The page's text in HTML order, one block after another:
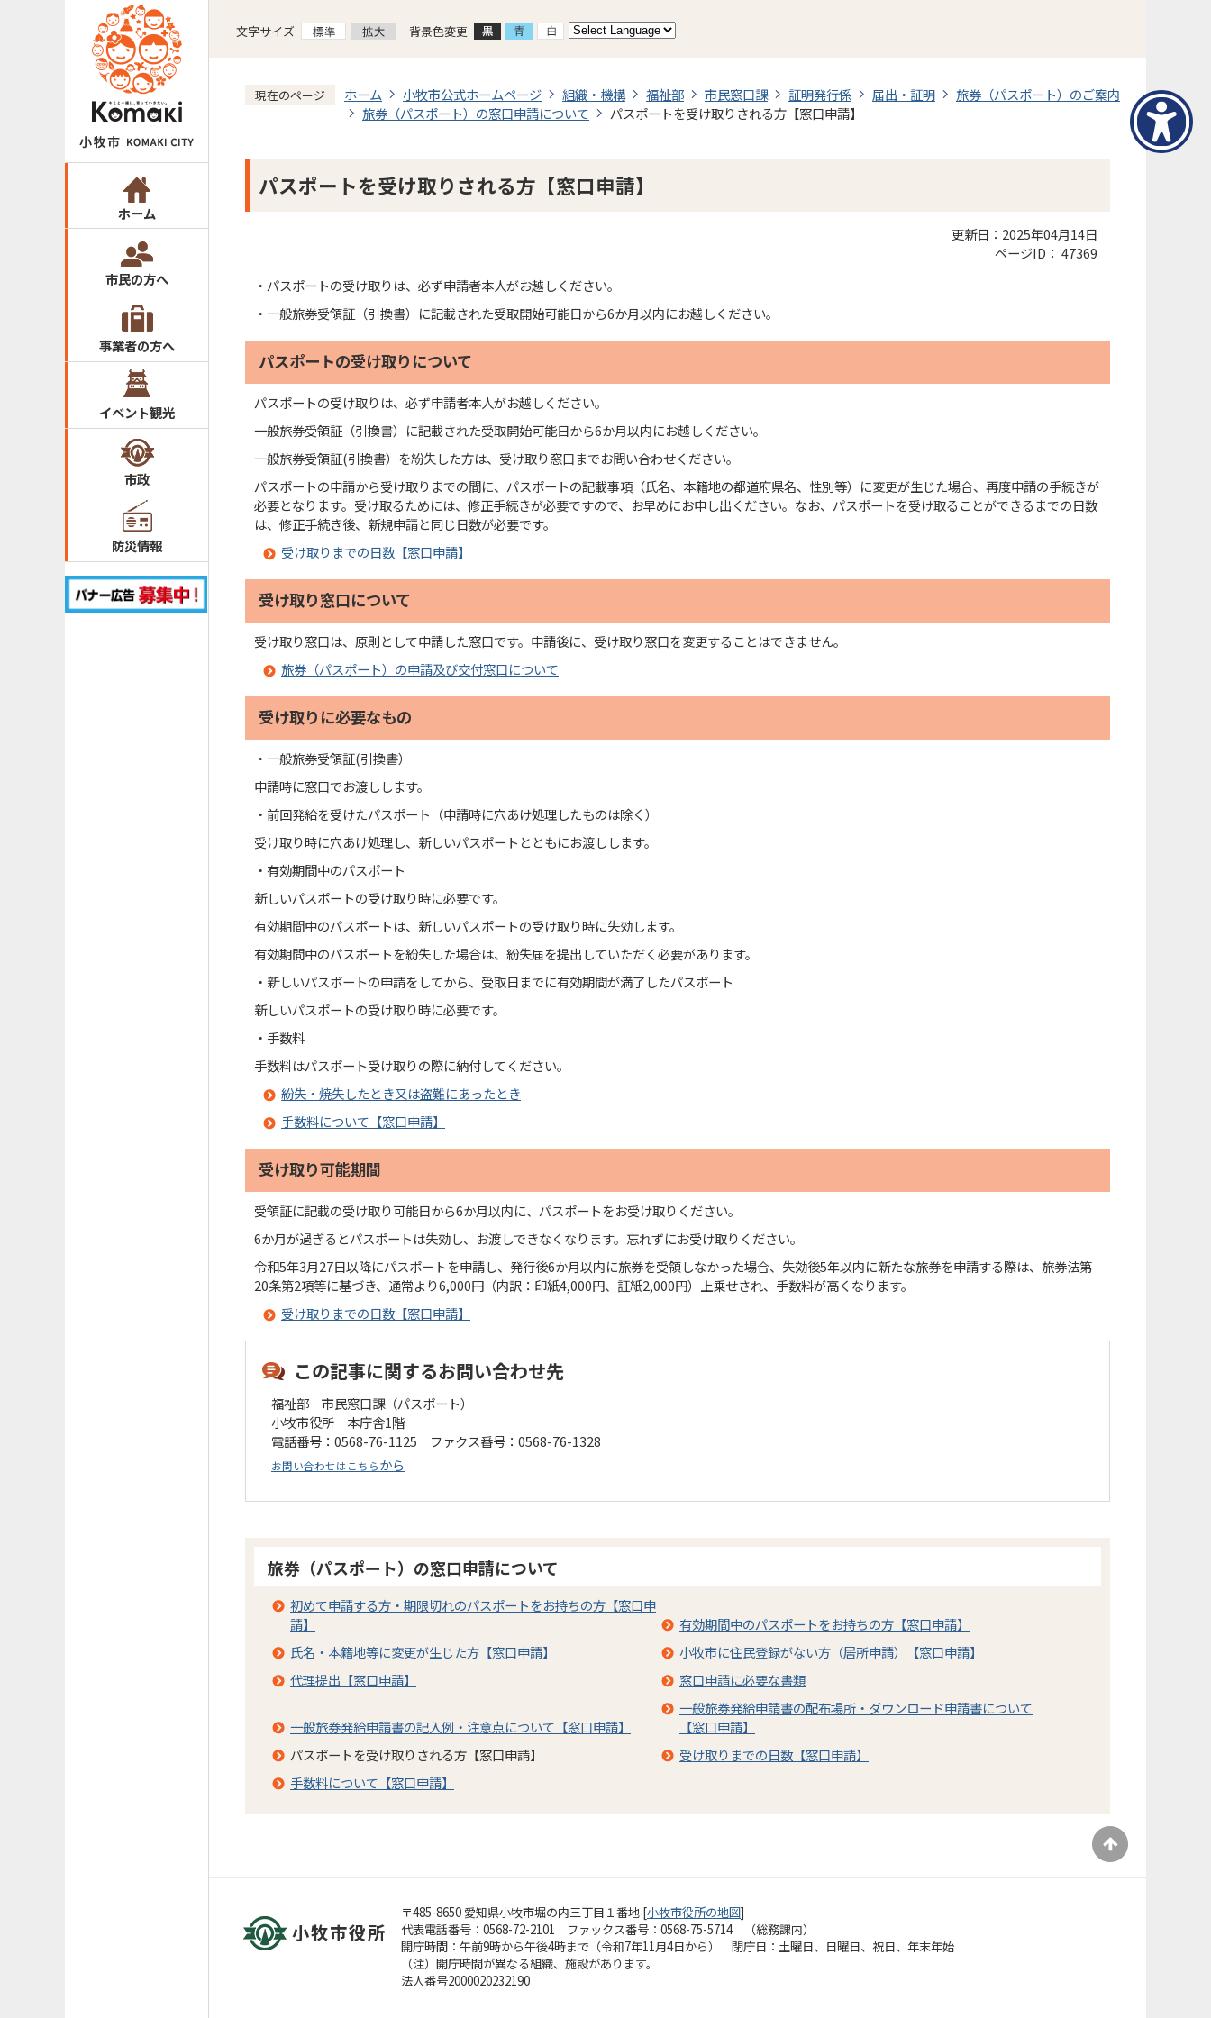
ホーム
市民の方へ
事業者の方へ
イベント観光
市政
防災情報
文字サイズ 背景色変更
現在のページ ホーム 小牧市公式ホームページ 組織・機構 福祉部 市民窓口課 証明発行係 届出・証明
旅券（パスポート）のご案内
旅券（パスポート）の窓口申請について
パスポートを受け取りされる方【窓口申請】
パスポートを受け取りされる方【窓口申請】
更新日：2025年04月14日
ページID： 47369
・パスポートの受け取りは、必ず申請者本人がお越しください。
・一般旅券受領証（引換書）に記載された受取開始可能日から6か月以内にお越しください。
パスポートの受け取りについて
パスポートの受け取りは、必ず申請者本人がお越しください。
一般旅券受領証（引換書）に記載された受取開始可能日から6か月以内にお越しください。
一般旅券受領証(引換書）を紛失した方は、受け取り窓口までお問い合わせください。
​パスポートの申請から受け取りまでの間に、パスポートの記載事項（氏名、本籍地の都道府県名、性別等）に変更が生じた場合、再度申請の手続きが
必要となります。受け取るためには、修正手続きが必要ですので、お早めにお申し出ください。なお、パスポートを受け取ることができるまでの日数
は、修正手続き後、新規申請と同じ日数が必要です。
受け取りまでの日数【窓口申請】
受け取り窓口について
受け取り窓口は、原則として申請した窓口です。申請後に、受け取り窓口を変更することはできません。
旅券（パスポート）の申請及び交付窓口について
受け取りに必要なもの
・一般旅券受領証(引換書）
申請時に窓口でお渡しします。
・前回発給を受けたパスポート（申請時に穴あけ処理したものは除く）
受け取り時に穴あけ処理し、新しいパスポートとともにお渡しします。
・有効期間中のパスポート
新しいパスポートの受け取り時に必要です。
有効期間中のパスポートは、新しいパスポートの受け取り時に失効します。
有効期間中のパスポートを紛失した場合は、紛失届を提出していただく必要があります。
・新しいパスポートの申請をしてから、受取日までに有効期間が満了したパスポート
新しいパスポートの受け取り時に必要です。
・手数料
手数料はパスポート受け取りの際に納付してください。
紛失・焼失したとき又は盗難にあったとき
手数料について【窓口申請】
受け取り可能期間
受領証に記載の受け取り可能日から6か月以内に、パスポートをお受け取りください。
6か月が過ぎるとパスポートは失効し、お渡しできなくなります。忘れずにお受け取りください。
​令和5年3月27日以降にパスポートを申請し、発行後6か月以内に旅券を受領しなかった場合、失効後5年以内に新たな旅券を申請する際は、旅券法第
20条第2項等に基づき、通常より6,000円（内訳：印紙4,000円、証紙2,000円）上乗せされ、手数料が高くなります。
受け取りまでの日数【窓口申請】
この記事に関するお問い合わせ先
福祉部 市民窓口課（パスポート）
小牧市役所 本庁舎1階
電話番号：0568-76-1125 ファクス番号：0568-76-1328
お問い合わせはこちらから
旅券（パスポート）の窓口申請について
初めて申請する方・期限切れのパスポートをお持ちの方【窓口申
請】
有効期間中のパスポートをお持ちの方【窓口申請】
氏名・本籍地等に変更が生じた方【窓口申請】
小牧市に住民登録がない方（居所申請）【窓口申請】
代理提出【窓口申請】
窓口申請に必要な書類
一般旅券発給申請書の記入例・注意点について【窓口申請】
一般旅券発給申請書の配布場所・ダウンロード申請書について
【窓口申請】
パスポートを受け取りされる方【窓口申請】
受け取りまでの日数【窓口申請】
手数料について【窓口申請】
小牧市役所
〒485-8650 愛知県小牧市堀の内三丁目１番地 [小牧市役所の地図]
代表電話番号：0568-72-2101 ファックス番号：0568-75-5714 （総務課内）
開庁時間：午前9時から午後4時まで（令和7年11月4日から） 閉庁日：土曜日、日曜日、祝日、年末年始
（注）開庁時間が異なる組織、施設があります。
法人番号2000020232190